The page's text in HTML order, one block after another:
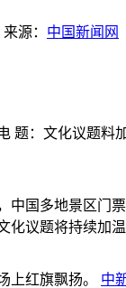
源： 中国新闻网
题：文化议题料
国多地景区门票
化议题将持续加温
上红旗飘扬。 中